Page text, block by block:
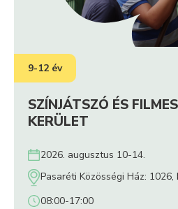
9-12 év
SZÍNJÁTSZÓ ÉS
KERÜLET
2026. augusztus 10-14.
Pasaréti Közösségi Ház:
08:00-17:00